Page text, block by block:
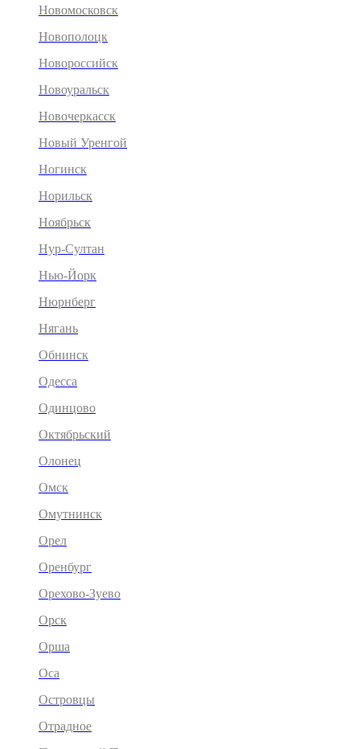
Новомосковск
Новополоцк
Новороссийск
Новоуральск
Новочеркасск
Новый Уренгой
Ногинск
Норильск
Ноябрьск
Нур-Султан
Нью-Йорк
Нюрнберг
Нягань
Обнинск
Одесса
Одинцово
Октябрьский
Олонец
Омск
Омутнинск
Орел
Оренбург
Орехово-Зуево
Орск
Орша
Оса
Островцы
Отрадное